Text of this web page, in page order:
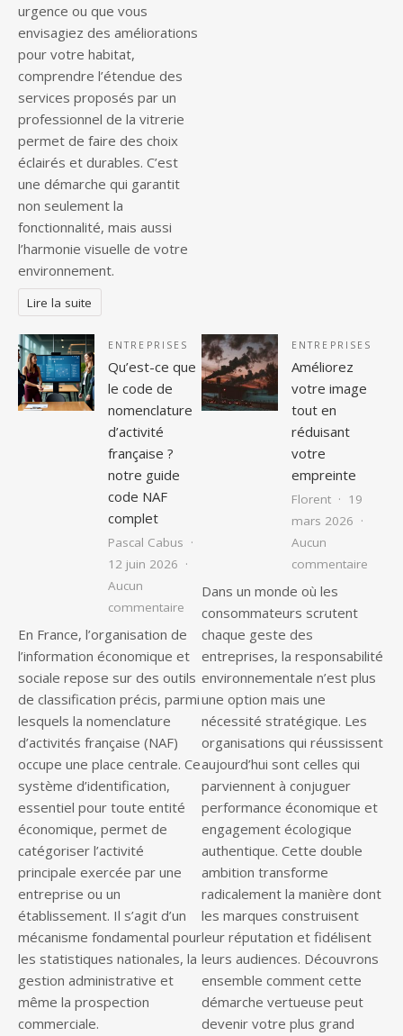
urgence ou que vous
envisagiez des améliorations
pour votre habitat,
comprendre l’étendue des
services proposés par un
professionnel de la vitrerie
permet de faire des choix
éclairés et durables. C’est
une démarche qui garantit
non seulement la
fonctionnalité, mais aussi
l’harmonie visuelle de votre
environnement.
Lire la suite
ENTREPRISES
Qu’est-ce que
le code de
nomenclature
d’activité
française ?
notre guide
code NAF
complet
Pascal Cabus
12 juin 2026
Aucun
commentaire sur Qu’est-ce que le code de
En France, l’organisation de
l’information économique et
sociale repose sur des outils
de classification précis, parmi
lesquels la nomenclature
d’activités française (NAF)
occupe une place centrale. Ce
système d’identification,
essentiel pour toute entité
économique, permet de
catégoriser l’activité
principale exercée par une
entreprise ou un
établissement. Il s’agit d’un
mécanisme fondamental pour
les statistiques nationales, la
gestion administrative et
même la prospection
commerciale.
ENTREPRISES
Améliorez
votre image
tout en
réduisant
votre
empreinte
Florent
19
mars 2026
Aucun
commentaire
Dans un monde où les
consommateurs scrutent
chaque geste des
entreprises, la responsabilité
environnementale n’est plus
une option mais une
nécessité stratégique. Les
organisations qui réussissent
aujourd’hui sont celles qui
parviennent à conjuguer
performance économique et
engagement écologique
authentique. Cette double
ambition transforme
radicalement la manière dont
les marques construisent
leur réputation et fidélisent
leurs audiences. Découvrons
ensemble comment cette
démarche vertueuse peut
devenir votre plus grand